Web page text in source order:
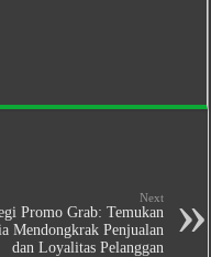
Next
Promo Grab: Temukan
Mendongkrak Penjualan
dan Loyalitas Pelanggan